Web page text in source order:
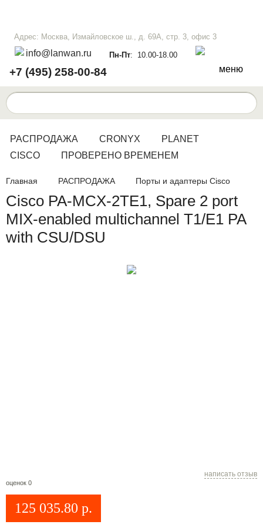
Адрес: Москва, Измайловское ш., д. 69А, стр. 3, офис 3
info@lanwan.ru Пн-Пт: 10.00-18.00
+7 (495) 258-00-84 меню
РАСПРОДАЖА CRONYX
PLANET
CISCO
ПРОВЕРЕНО ВРЕМЕНЕМ
Главная РАСПРОДАЖА Порты и адаптеры Cisco
Cisco PA-MCX-2TE1, Spare 2 port
MIX-enabled multichannel T1/E1 PA
with CSU/DSU
оценок 0
написать отзыв
125 035.80 р.